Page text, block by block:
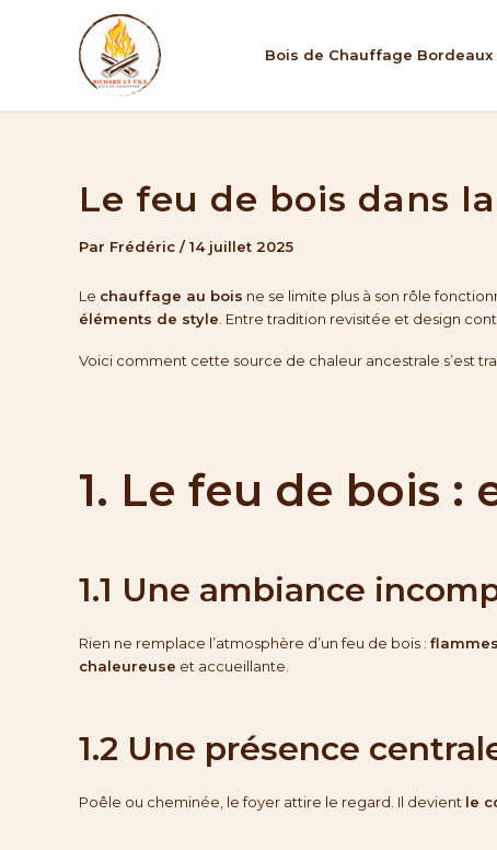
Bois de Chauffage Bordeaux
Le feu de bois dans
Par Frédéric /14 juillet 2025
Le chauffage au bois ne se limite plus à son rôle
éléments de style . Entre tradition revisitée et design
Voici comment cette source de chaleur ancestrale s’est
1. Le feu de bois
1.1 Une ambiance
Rien ne remplace l’atmosphère d’un feu de bois :
chaleureuse et accueillante.
1.2 Une présence
Poêle ou cheminée, le foyer attire le regard. Il devient le